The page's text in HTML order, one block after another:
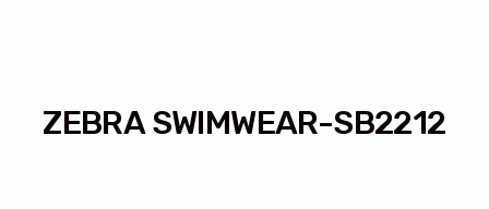
ZEBRA SWIMWEAR-SB2212